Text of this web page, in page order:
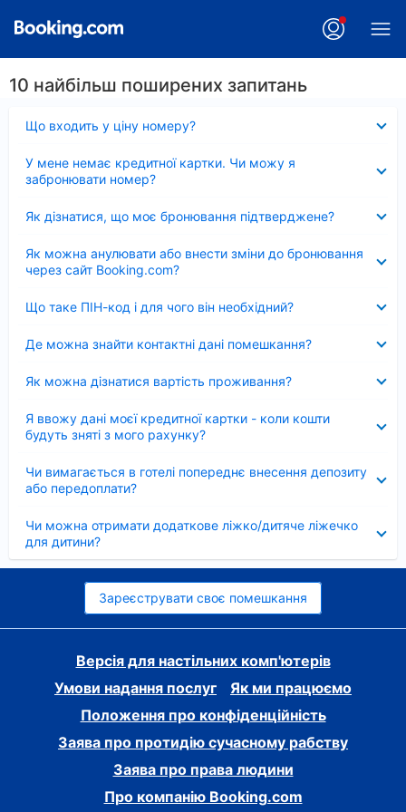
10 найбільш поширених запитань
Що входить у ціну номеру?
У мене немає кредитної картки. Чи можу я
забронювати номер?
Як дізнатися, що моє бронювання підтверджене?
Як можна анулювати або внести зміни до бронювання
через сайт Booking.com?
Що таке ПІН-код і для чого він необхідний?
Де можна знайти контактні дані помешкання?
Як можна дізнатися вартість проживання?
Я ввожу дані моєї кредитної картки - коли кошти
будуть зняті з мого рахунку?
Чи вимагається в готелі попереднє внесення депозиту
або передоплати?
Чи можна отримати додаткове ліжко/дитяче ліжечко
для дитини?
Зареєструвати своє помешкання
Версія для настільних комп'ютерів
Умови надання послуг
Як ми працюємо
Положення про конфіденційність
Заява про протидію сучасному рабству
Заява про права людини
Про компанію Booking.com